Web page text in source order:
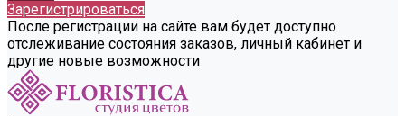
Зарегистрироваться
После регистрации на сайте вам будет доступно
отслеживание состояния заказов, личный кабинет и
другие новые возможности